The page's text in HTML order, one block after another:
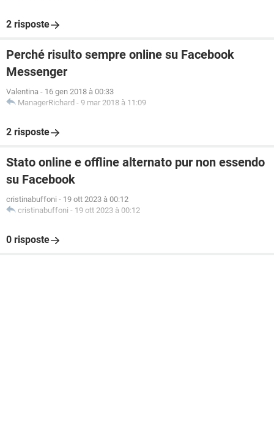
2 risposte
Perché risulto sempre online su Facebook
Messenger
Valentina - 16 gen 2018 à 00:33
ManagerRichard - 9 mar 2018 à 11:09
2 risposte
Stato online e offline alternato pur non essendo
su Facebook
cristinabuffoni - 19 ott 2023 à 00:12
cristinabuffoni - 19 ott 2023 à 00:12
0 risposte